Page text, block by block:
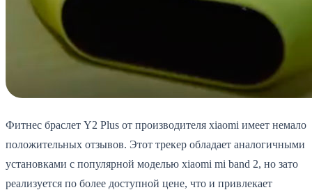
Фитнес браслет Y2 Plus от производителя xiaomi имеет немало
положительных отзывов. Этот трекер обладает аналогичными
установками с популярной моделью xiaomi mi band 2, но зато
реализуется по более доступной цене, что и привлекает